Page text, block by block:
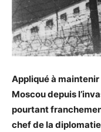
Appliqué à
Moscou depuis
pourtant
chef de la